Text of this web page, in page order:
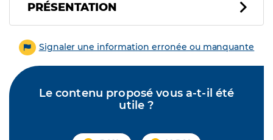
PRÉSENTATION
Signaler une information erronée ou manquante
Le contenu proposé vous a-t-il été
utile ?